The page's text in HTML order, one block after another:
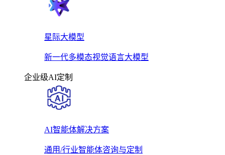
星际大模型
新一代多模态视觉语言大模型
企业级AI定制
AI智能体解决方案
通用/行业智能体咨询与定制